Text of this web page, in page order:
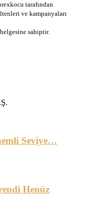
tarafından
ve kampanyaları
sahiptir.
Seviye…
Henüz